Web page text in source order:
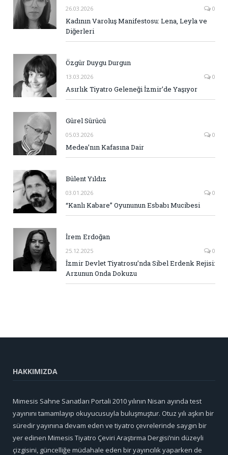
26.03.2026 0
Kadının Varoluş Manifestosu: Lena, Leyla ve
Diğerleri
Özgür Duygu Durgun
13.03.2026 0
Asırlık Tiyatro Geleneği İzmir’de Yaşıyor
Gürel Sürücü
05.03.2026 0
Medea’nın Kafasına Dair
Bülent Yıldız
03.01.2026 0
“Kanlı Kabare” Oyununun Esbabı Mucibesi
İrem Erdoğan
25.12.2025 0
İzmir Devlet Tiyatrosu’nda Sibel Erdenk Rejisi:
Arzunun Onda Dokuzu
HAKKIMIZDA
Mimesis Sahne Sanatları Portali 2010 yılının Nisan ayında test
yayınını tamamlayıp okuyucusuyla buluşmuştur. Otuz yılı aşkın bir
süredir yayınına devam eden ve tiyatro çevrelerinde saygın bir
yer edinen Mimesis Tiyatro Çeviri Araştırma Dergisi’nin düzeyli
çizgisini, güncelliğe müdahale eden bir yayıncılık yaparken de